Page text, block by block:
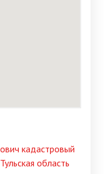
кадастровый
область